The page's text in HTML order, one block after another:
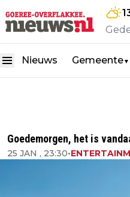
Nieuws Gemeente▼
Goedemorgen, het is
25 JAN , 23:30•